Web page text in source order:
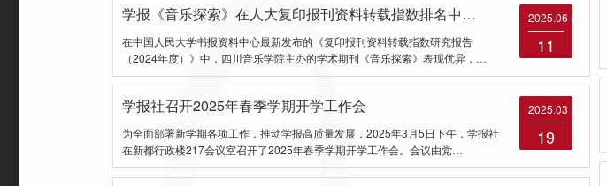
学报《音乐探索》在人大复印报刊资料转载指数排名中…
在中国人民大学书报资料中心最新发布的《复印报刊资料转载指数研究报告
（2024年度）》中，四川音乐学院主办的学术期刊《音乐探索》表现优异，…
2025.06
11
学报社召开2025年春季学期开学工作会
为全面部署新学期各项工作，推动学报高质量发展，2025年3月5日下午，学报社
在新都行政楼217会议室召开了2025年春季学期开学工作会。会议由党…
2025.03
19